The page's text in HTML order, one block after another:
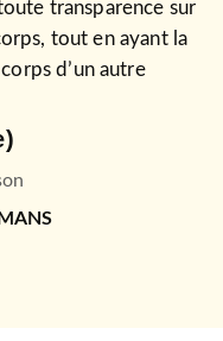
transparence sur
tout en ayant la
d’un autre